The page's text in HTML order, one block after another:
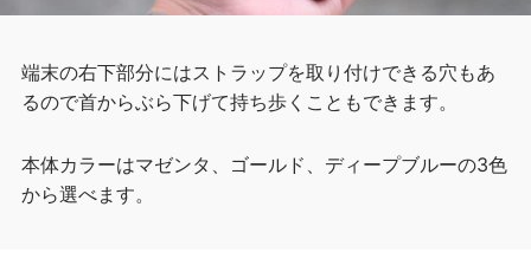
端末の右下部分にはストラップを取り付けできる穴もあ
るので首からぶら下げて持ち歩くこともできます。
本体カラーはマゼンタ、ゴールド、ディープブルーの3色
から選べます。